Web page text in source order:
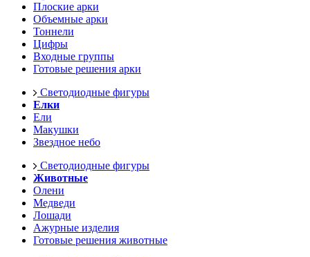
Плоские арки
Объемные арки
Тоннели
Цифры
Входные группы
Готовые решения арки
Светодиодные фигуры
Елки
Ели
Макушки
Звездное небо
Светодиодные фигуры
Животные
Олени
Медведи
Лошади
Ажурные изделия
Готовые решения животные